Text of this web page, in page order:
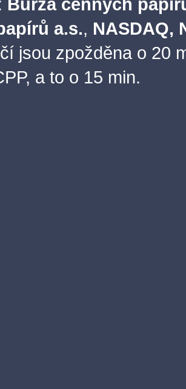
Burza cenných
a.s., NASDAQ,
jsou zpožděna o 20
a to o 15 min.